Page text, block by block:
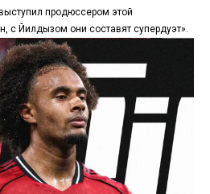
продюссером этой
с Йилдызом они составят супердуэт».